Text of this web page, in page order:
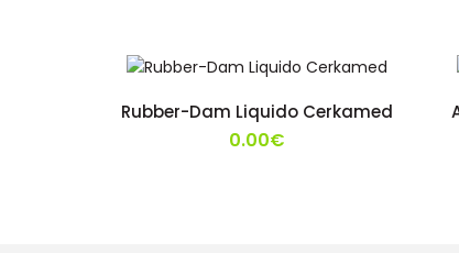
Rubber-Dam Liquido Cerkamed
0.00€